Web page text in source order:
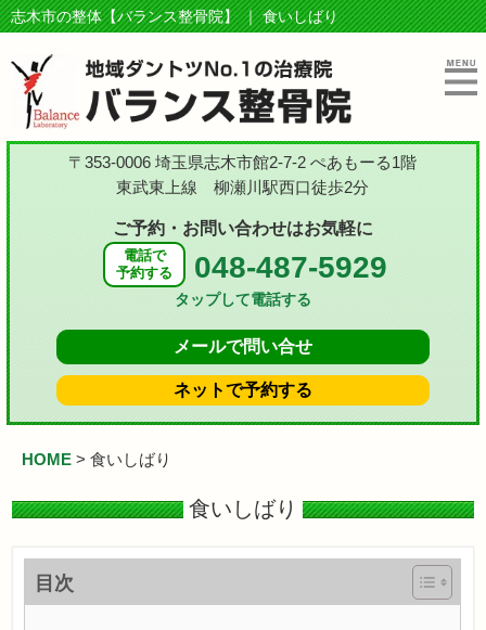
志木市の整体【バランス整骨院】 ｜ 食いしばり
〒353-0006 埼玉県志木市館2-7-2 ぺあもーる1階
東武東上線 柳瀬川駅西口徒歩2分
ご予約・お問い合わせはお気軽に
電話で
予約する
048-487-5929
タップして電話する
メールで問い合せ
ネットで予約する
HOME > 食いしばり
食いしばり
目次